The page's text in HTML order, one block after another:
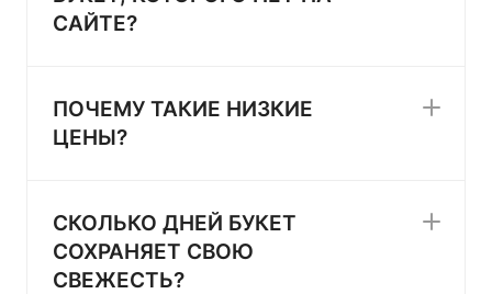
САЙТЕ?
ПОЧЕМУ ТАКИЕ НИЗКИЕ
ЦЕНЫ?
СКОЛЬКО ДНЕЙ БУКЕТ
СОХРАНЯЕТ СВОЮ
СВЕЖЕСТЬ?